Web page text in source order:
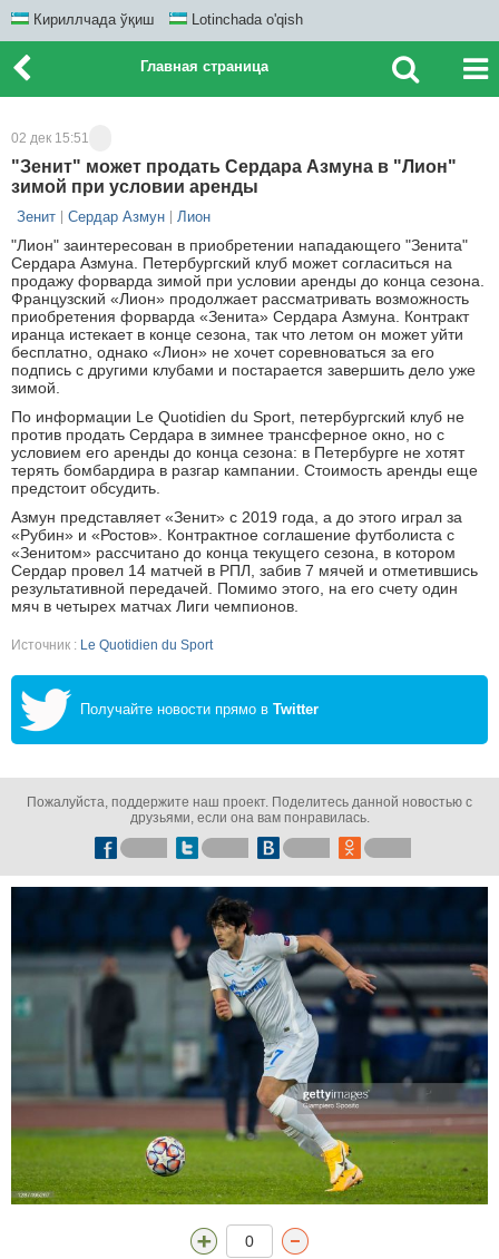
Кириллчада ўқиш Lotinchada o'qish
Главная страница
02 дек 15:51
"Зенит" может продать Сердара Азмуна в "Лион"
зимой при условии аренды
Зенит Сердар Азмун Лион
"Лион" заинтересован в приобретении нападающего "Зенита"
Сердара Азмуна. Петербургский клуб может согласиться на
продажу форварда зимой при условии аренды до конца сезона.
Французский «Лион» продолжает рассматривать возможность
приобретения форварда «Зенита» Сердара Азмуна. Контракт
иранца истекает в конце сезона, так что летом он может уйти
бесплатно, однако «Лион» не хочет соревноваться за его
подпись с другими клубами и постарается завершить дело уже
зимой.
По информации Le Quotidien du Sport, петербургский клуб не
против продать Сердара в зимнее трансферное окно, но с
условием его аренды до конца сезона: в Петербурге не хотят
терять бомбардира в разгар кампании. Стоимость аренды еще
предстоит обсудить.
Азмун представляет «Зенит» с 2019 года, а до этого играл за
«Рубин» и «Ростов». Контрактное соглашение футболиста с
«Зенитом» рассчитано до конца текущего сезона, в котором
Сердар провел 14 матчей в РПЛ, забив 7 мячей и отметившись
результативной передачей. Помимо этого, на его счету один
мяч в четырех матчах Лиги чемпионов.
Источник : Le Quotidien du Sport
Получайте новости прямо в Twitter
Пожалуйста, поддержите наш проект. Поделитесь данной новостью с
друзьями, если она вам понравилась.
0